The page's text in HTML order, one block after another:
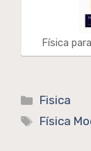
Física
Fisica
Física